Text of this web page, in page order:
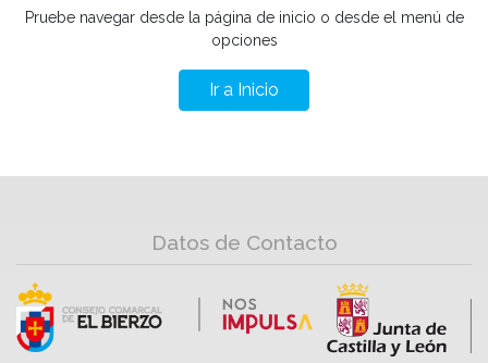
Pruebe navegar desde la página de inicio o desde el menú de
opciones
Ir a Inicio
Datos de Contacto